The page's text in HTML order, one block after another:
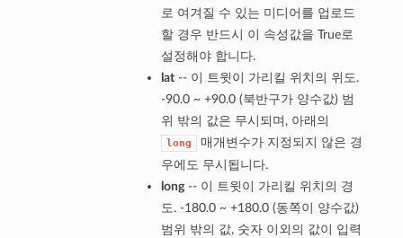
로 여겨질 수 있는 미디어를 업로드
할 경우 반드시 이 속성값을 True로
설정해야 합니다.
lat-- 이 트윗이 가리킬 위치의 위도.
-90.0 ~ +90.0 (북반구가 양수값) 범
위 밖의 값은 무시되며, 아래의
long
매개변수가 지정되지 않은 경
우에도 무시됩니다.
long-- 이 트윗이 가리킬 위치의 경
도. -180.0 ~ +180.0 (동쪽이 양수값)
범위 밖의 값, 숫자 이외의 값이 입력